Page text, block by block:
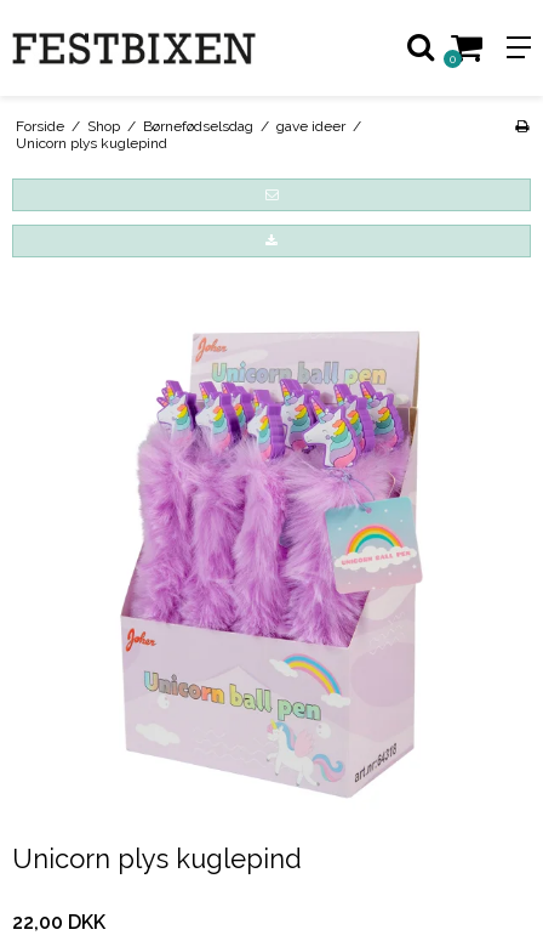
0
Forside / Shop / Børnefødselsdag / gave ideer /
Unicorn plys kuglepind
Unicorn plys kuglepind
22,00 DKK